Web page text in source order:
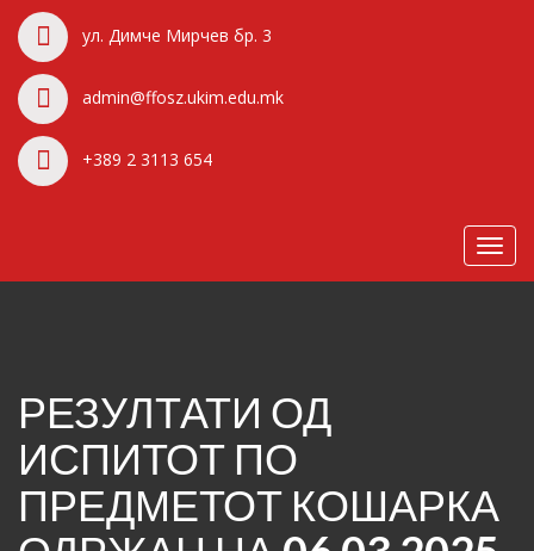
ул. Димче Мирчев бр. 3
admin@ffosz.ukim.edu.mk
+389 2 3113 654
РЕЗУЛТАТИ ОД
ИСПИТОТ ПО
ПРЕДМЕТОТ КОШАРКА